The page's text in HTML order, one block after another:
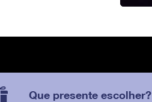
Que presente escolher?